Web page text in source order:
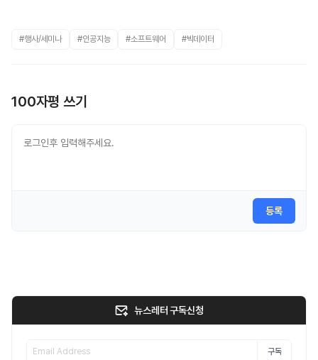
#행사/세미나 #인공지능 #소프트웨어 #빅데이터
100자평 쓰기
등록
뉴스레터 구독신청
구독